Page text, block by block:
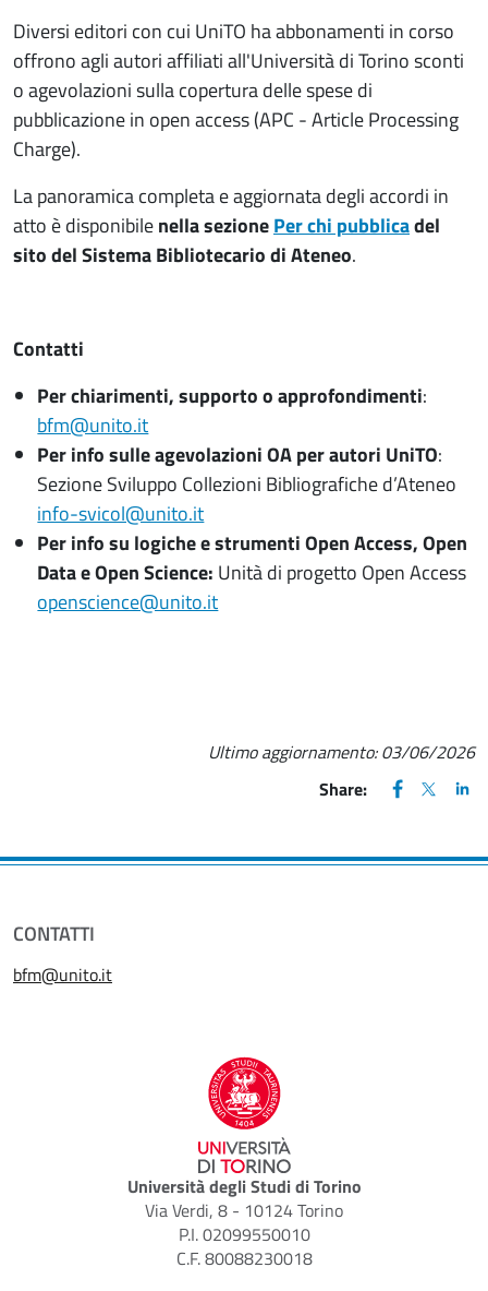
Diversi editori con cui UniTO ha abbonamenti in corso
offrono agli autori affiliati all'Università di Torino sconti
o agevolazioni sulla copertura delle spese di
pubblicazione in open access (APC - Article Processing
Charge).
La panoramica completa e aggiornata degli accordi in
atto è disponibilenella sezionePer chi pubblicadel
sito del Sistema Bibliotecario di Ateneo.
Contatti
Per chiarimenti, supporto o approfondimenti:
bfm@unito.it
Per info sulle agevolazioni OA per autori UniTO:
Sezione Sviluppo Collezioni Bibliografiche d’Ateneo
info-svicol@unito.it
Per info su logiche e strumenti Open Access, Open
Data e Open Science: Unità di progetto Open Access
openscience@unito.it
Ultimo aggiornamento:03/06/2026
Share:
FACEBOOK
(apre una
X
(apre
CONTATTI
bfm@unito.it
Università degli Studi di Torino
Via Verdi, 8 - 10124 Torino
P.I. 02099550010
C.F. 80088230018